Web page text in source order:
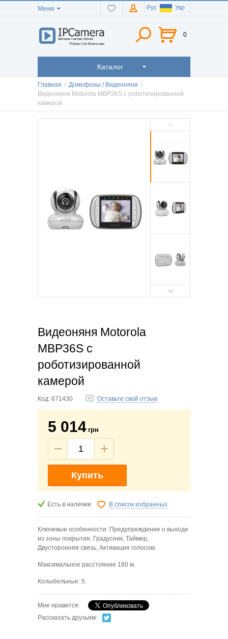
Меню Рус Укр
0
Каталог
Главная / Домофоны / Видеоняни /
Видеоняня Motorola MBP36S с роботизированной
камерой
Видеоняня Motorola
MBP36S с
роботизированной
камерой
Код: 671430 Оставьте свой отзыв
5 014 грн
Купить
Есть в наличии В список избранных
Ключевые особенности: Предупреждение о выходе
из зоны покрытия, Градусник, Таймер,
Двусторонняя связь, Активация голосом.
Максимальное расстояние 180 м.
Колыбельные: 5.
Мне нравится:
Рассказать друзьям: